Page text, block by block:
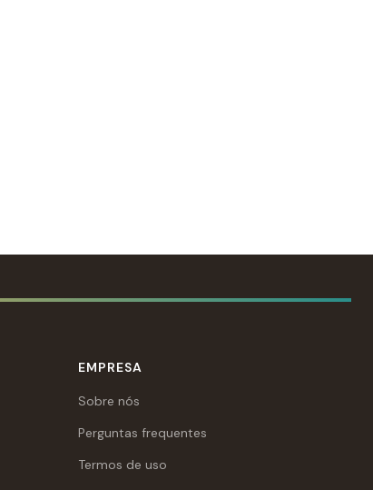
EMPRESA
Sobre nós
Perguntas frequentes
Termos de uso